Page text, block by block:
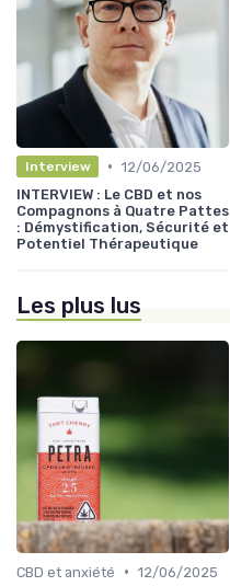
Interview • 12/06/2025
INTERVIEW : Le CBD et nos
Compagnons à Quatre Pattes
: Démystification, Sécurité et
Potentiel Thérapeutique
Les plus lus
CBD et anxiété • 12/06/2025